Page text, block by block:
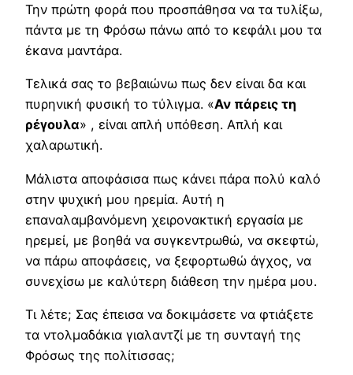
Την πρώτη φορά που προσπάθησα να τα τυλίξω,
πάντα με τη Φρόσω πάνω από το κεφάλι μου τα
έκανα μαντάρα.
Τελικά σας το βεβαιώνω πως δεν είναι δα και
πυρηνική φυσική το τύλιγμα. «Αν πάρεις τη
ρέγουλα» , είναι απλή υπόθεση. Απλή και
χαλαρωτική.
Μάλιστα αποφάσισα πως κάνει πάρα πολύ καλό
στην ψυχική μου ηρεμία. Αυτή η
επαναλαμβανόμενη χειρονακτική εργασία με
ηρεμεί, με βοηθά να συγκεντρωθώ, να σκεφτώ,
να πάρω αποφάσεις, να ξεφορτωθώ άγχος, να
συνεχίσω με καλύτερη διάθεση την ημέρα μου.
Τι λέτε; Σας έπεισα να δοκιμάσετε να φτιάξετε
τα ντολμαδάκια γιαλαντζί με τη συνταγή της
Φρόσως της πολίτισσας;